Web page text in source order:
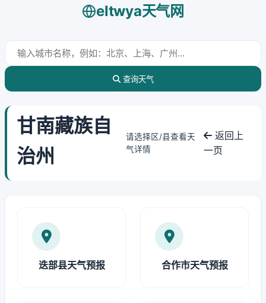
eltwya天气网
查询天气
甘南藏族自
治州
请选择区/县查看天
气详情
返回上
一页
迭部县天气预报 合作市天气预报